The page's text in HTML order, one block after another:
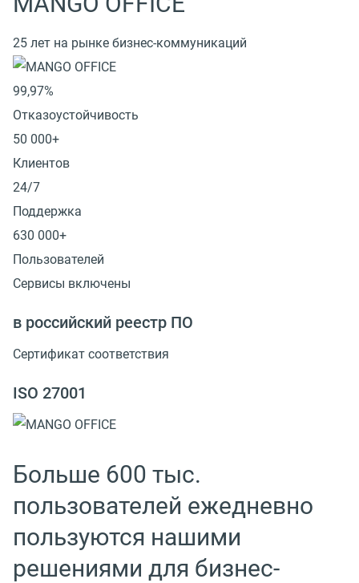
25 лет на рынке бизнес-коммуникаций
99,97%
Отказоустойчивость
50 000+
Клиентов
24/7
Поддержка
630 000+
Пользователей
Сервисы включены
в российский реестр ПО
Сертификат соответствия
ISO 27001
Больше 600 тыс.
пользователей ежедневно
пользуются нашими
решениями для бизнес-